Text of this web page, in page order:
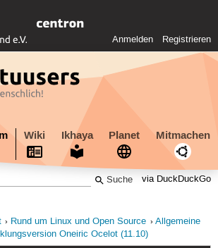
Anmelden Registrieren
Wiki Ikhaya Planet Mitmachen
via DuckDuckGo
Rund um Linux und Open Source
Allgemeine
Oneiric Ocelot (11.10)